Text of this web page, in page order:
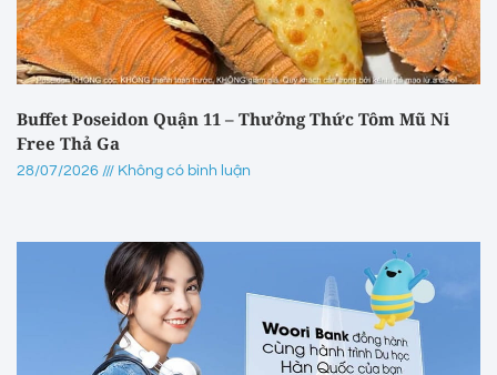
Buffet Poseidon Quận 11 – Thưởng Thức Tôm Mũ Ni
Free Thả Ga
28/07/2026 Không có bình luận